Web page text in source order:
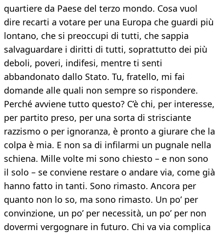
quartiere da Paese del terzo mondo. Cosa vuol
dire recarti a votare per una Europa che guardi più
lontano, che si preoccupi di tutti, che sappia
salvaguardare i diritti di tutti, soprattutto dei più
deboli, poveri, indifesi, mentre ti senti
abbandonato dallo Stato. Tu, fratello, mi fai
domande alle quali non sempre so rispondere.
Perché avviene tutto questo? C’è chi, per interesse,
per partito preso, per una sorta di strisciante
razzismo o per ignoranza, è pronto a giurare che la
colpa è mia. E non sa di infilarmi un pugnale nella
schiena. Mille volte mi sono chiesto – e non sono
il solo – se conviene restare o andare via, come già
hanno fatto in tanti. Sono rimasto. Ancora per
quanto non lo so, ma sono rimasto. Un po’ per
convinzione, un po’ per necessità, un po’ per non
dovermi vergognare in futuro. Chi va via complica